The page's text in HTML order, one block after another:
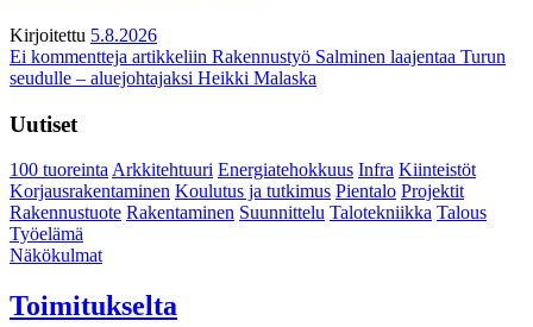
Kirjoitettu 5.8.2026
Ei kommentteja artikkeliin Rakennustyö Salminen laajentaa Turun
seudulle – aluejohtajaksi Heikki Malaska
Uutiset
100 tuoreintaArkkitehtuuri Energiatehokkuus Infra Kiinteistöt
Korjausrakentaminen Koulutus ja tutkimus Pientalo Projektit
Rakennustuote Rakentaminen Suunnittelu Talotekniikka Talous
Työelämä
Näkökulmat
Toimitukselta